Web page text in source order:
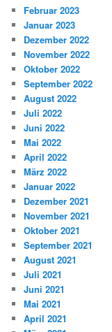
Februar 2023
Januar 2023
Dezember 2022
November 2022
Oktober 2022
September 2022
August 2022
Juli 2022
Juni 2022
Mai 2022
April 2022
März 2022
Januar 2022
Dezember 2021
November 2021
Oktober 2021
September 2021
August 2021
Juli 2021
Juni 2021
Mai 2021
April 2021